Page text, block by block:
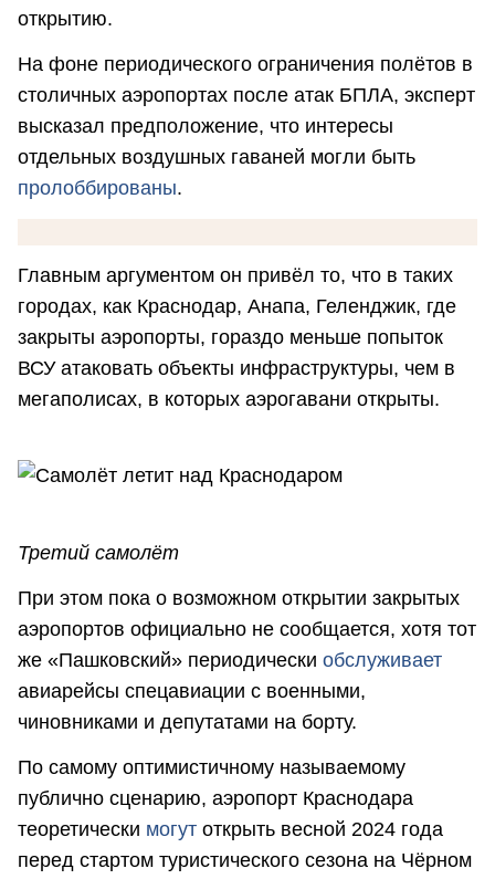
открытию.
На фоне периодического ограничения полётов в
столичных аэропортах после атак БПЛА, эксперт
высказал предположение, что интересы
отдельных воздушных гаваней могли быть
пролоббированы.
Главным аргументом он привёл то, что в таких
городах, как Краснодар, Анапа, Геленджик, где
закрыты аэропорты, гораздо меньше попыток
ВСУ атаковать объекты инфраструктуры, чем в
мегаполисах, в которых аэрогавани открыты.
Третий самолёт
При этом пока о возможном открытии закрытых
аэропортов официально не сообщается, хотя тот
же «Пашковский» периодически обслуживает
авиарейсы спецавиации с военными,
чиновниками и депутатами на борту.
По самому оптимистичному называемому
публично сценарию, аэропорт Краснодара
теоретически могут открыть весной 2024 года
перед стартом туристического сезона на Чёрном